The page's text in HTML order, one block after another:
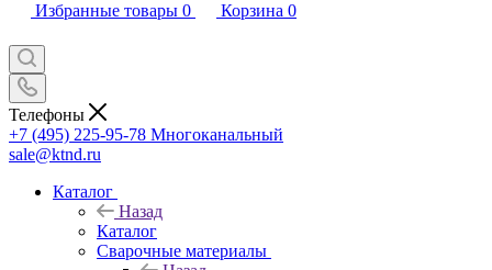
Избранные товары 0 Корзина 0
Телефоны
+7 (495) 225-95-78 Многоканальный
sale@ktnd.ru
Каталог
Назад
Каталог
Сварочные материалы